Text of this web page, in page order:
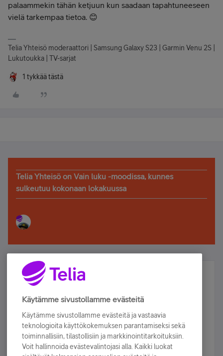
palaammekin tähän ketjuun kun saadaan tapahtuneeseen
vielä tarkempaa tietoa. 😊
Telia Yhteisö moderaattori | Samsung Galaxy S23 | Garmin Venu 2S |
Lukutoukka | TV-sarjat
1 tykkää tästä
Telia Yhteisö on Vain luku -moodissa, kunnes
sulkeutuu kokonaan lokakuussa
Älä jää paitsi – osallistu ja voita!
Tilaa Telian uutiskirje ja olet mukana arvonnassa.
sähköpostiisi.
Tilaa nyt
Käytämme sivustollamme evästeitä
Käytämme sivustollamme evästeitä ja vastaavia
teknologioita käyttökokemuksen parantamiseksi sekä
toiminnallisiin, tilastollisiin ja markkinointitarkoituksiin.
Voit hallinnoida evästevalintojasi alla. Kaikki luokat